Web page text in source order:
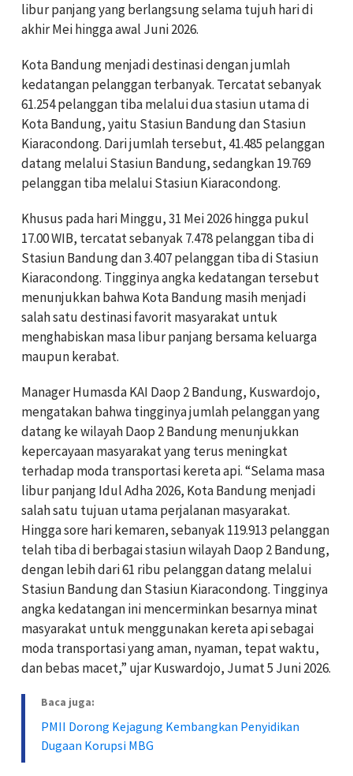
libur panjang yang berlangsung selama tujuh hari di
akhir Mei hingga awal Juni 2026.
Kota Bandung menjadi destinasi dengan jumlah
kedatangan pelanggan terbanyak. Tercatat sebanyak
61.254 pelanggan tiba melalui dua stasiun utama di
Kota Bandung, yaitu Stasiun Bandung dan Stasiun
Kiaracondong. Dari jumlah tersebut, 41.485 pelanggan
datang melalui Stasiun Bandung, sedangkan 19.769
pelanggan tiba melalui Stasiun Kiaracondong.
Khusus pada hari Minggu, 31 Mei 2026 hingga pukul
17.00 WIB, tercatat sebanyak 7.478 pelanggan tiba di
Stasiun Bandung dan 3.407 pelanggan tiba di Stasiun
Kiaracondong. Tingginya angka kedatangan tersebut
menunjukkan bahwa Kota Bandung masih menjadi
salah satu destinasi favorit masyarakat untuk
menghabiskan masa libur panjang bersama keluarga
maupun kerabat.
Manager Humasda KAI Daop 2 Bandung, Kuswardojo,
mengatakan bahwa tingginya jumlah pelanggan yang
datang ke wilayah Daop 2 Bandung menunjukkan
kepercayaan masyarakat yang terus meningkat
terhadap moda transportasi kereta api. “Selama masa
libur panjang Idul Adha 2026, Kota Bandung menjadi
salah satu tujuan utama perjalanan masyarakat.
Hingga sore hari kemaren, sebanyak 119.913 pelanggan
telah tiba di berbagai stasiun wilayah Daop 2 Bandung,
dengan lebih dari 61 ribu pelanggan datang melalui
Stasiun Bandung dan Stasiun Kiaracondong. Tingginya
angka kedatangan ini mencerminkan besarnya minat
masyarakat untuk menggunakan kereta api sebagai
moda transportasi yang aman, nyaman, tepat waktu,
dan bebas macet,” ujar Kuswardojo, Jumat 5 Juni 2026.
Baca juga:
PMII Dorong Kejagung Kembangkan Penyidikan
Dugaan Korupsi MBG